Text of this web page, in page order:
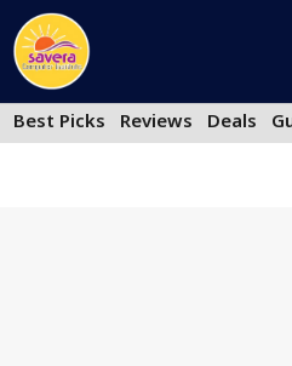
Skip
to
content
Best Picks
Reviews Deals